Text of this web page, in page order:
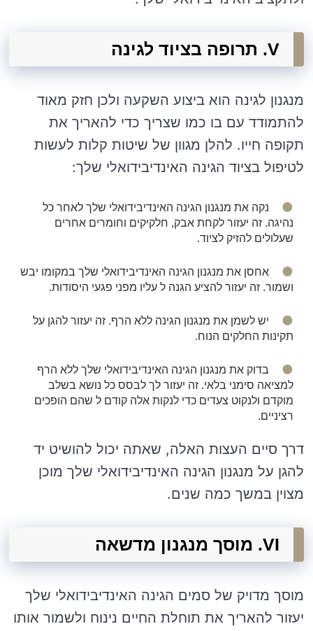
V. תרופה בציוד לגינה
מנגנון לגינה הוא ביצוע השקעה ולכן חזק מאוד
להתמודד עם בו כמו שצריך כדי להאריך את
תקופה חייו. להלן מגוון של שיטות קלות לעשות
לטיפול בציוד הגינה האינדיבידואלי שלך:
נקה את מנגנון הגינה האינדיבידואלי שלך לאחר כל
נהיגה. זה יעזור לקחת אבק, חלקיקים וחומרים אחרים
שעלולים להזיק לציוד.
אחסן את מנגנון הגינה האינדיבידואלי שלך במקומו יבש
ושמור. זה יעזור להציע הגנה ל עליו מפני פגעי היסודות.
יש לשמן את מנגנון הגינה ללא הרף. זה יעזור להגן על
תקינות החלקים הנוח.
בדוק את מנגנון הגינה האינדיבידואלי שלך ללא הרף
למציאה סימני בלאי. זה יעזור לך לבסס כל נושא בשלב
מוקדם ולנקוט צעדים כדי לנקות אלה קודם ל שהם הופכים
רציניים.
דרך סיים העצות האלה, שאתה יכול להושיט יד
להגן על מנגנון הגינה האינדיבידואלי שלך מוכן
מצוין במשך כמה שנים.
VI. מוסך מנגנון מדשאה
מוסך מדויק של סמים הגינה האינדיבידואלי שלך
יעזור להאריך את תוחלת החיים נינוח ולשמור אותו